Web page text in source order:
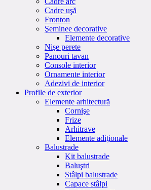
Cadre uşă
Fronton
Şeminee decorative
Elemente decorative
Nişe perete
Panouri tavan
Console interior
Ornamente interior
Adezivi de interior
Profile de exterior
Elemente arhitectură
Cornişe
Frize
Arhitrave
Elemente adiţionale
Balustrade
Kit balustrade
Baluştri
Stâlpi balustrade
Capace stâlpi